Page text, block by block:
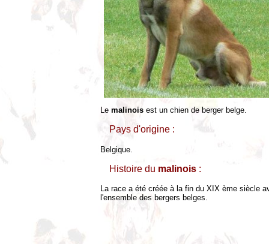
Le malinois est un chien de berger belge.
Pays d'origine :
Belgique.
Histoire du malinois :
La race a été créée à la fin du XIX ème siècle
l'ensemble des bergers belges.